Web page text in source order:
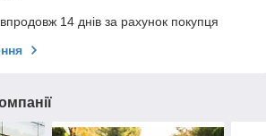
14 днів за рахунок покупця